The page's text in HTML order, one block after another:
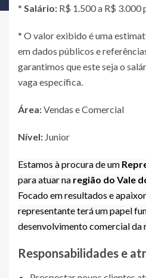
* Salário: R$ 1.500 a R$ 3.000
* O valor exibido é uma
em dados públicos e
garantimos que este seja o
vaga específica.
Área:Vendas e Comercial
Nível: Junior
Estamos à procura de um
para atuar na região do Vale
Focado em resultados e
representante terá um papel
desenvolvimento comercial da
Responsabilidades e